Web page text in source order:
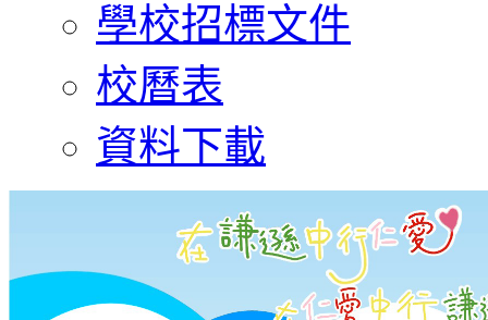
學校招標文件
校曆表
資料下載